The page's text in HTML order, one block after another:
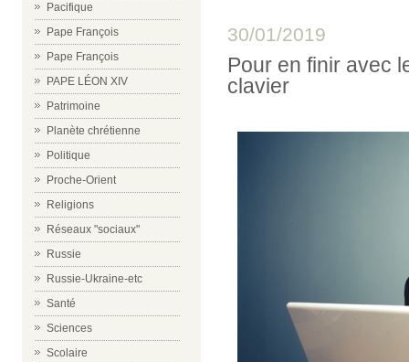
Pacifique
Pape François
Pape François
PAPE LÉON XIV
Patrimoine
Planète chrétienne
Politique
Proche-Orient
Religions
Réseaux "sociaux"
Russie
Russie-Ukraine-etc
Santé
Sciences
Scolaire
30/01/2019
Pour en finir avec
clavier